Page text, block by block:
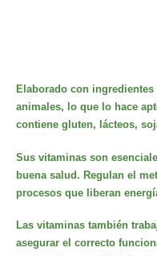
Elaborado con
animales, lo que lo hace
contiene gluten, lácteos,
Sus vitaminas son
buena salud. Regulan el
procesos que liberan
Las vitaminas también
asegurar el correcto